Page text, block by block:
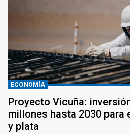
ECONOMÍA
Proyecto Vicuña:
millones hasta 2030 para
y plata